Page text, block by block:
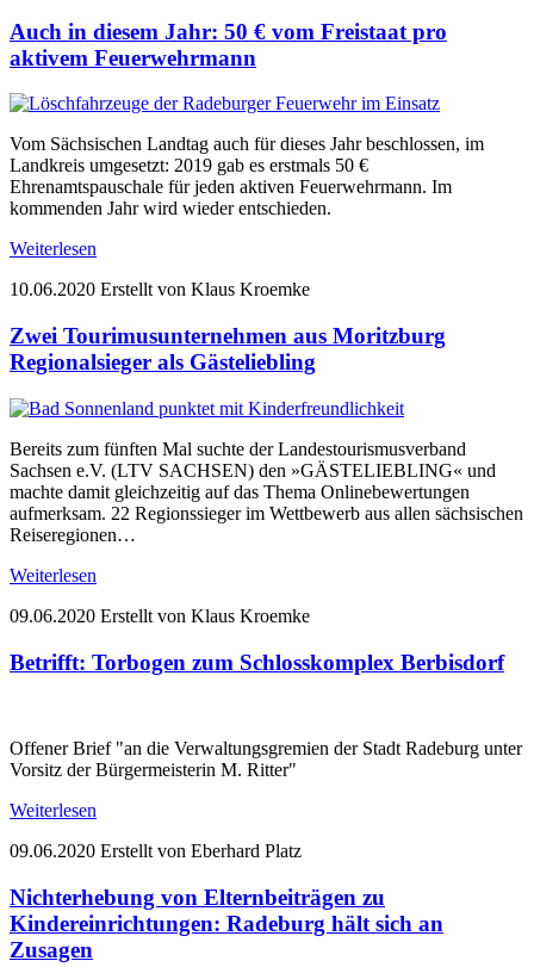
Auch in diesem Jahr: 50 € vom Freistaat pro
aktivem Feuerwehrmann
Vom Sächsischen Landtag auch für dieses Jahr beschlossen, im
Landkreis umgesetzt: 2019 gab es erstmals 50 €
Ehrenamtspauschale für jeden aktiven Feuerwehrmann. Im
kommenden Jahr wird wieder entschieden.
Weiterlesen
10.06.2020 Erstellt von Klaus Kroemke
Zwei Tourimusunternehmen aus Moritzburg
Regionalsieger als Gästeliebling
Bereits zum fünften Mal suchte der Landestourismusverband
Sachsen e.V. (LTV SACHSEN) den »GÄSTELIEBLING« und
machte damit gleichzeitig auf das Thema Onlinebewertungen
aufmerksam. 22 Regionssieger im Wettbewerb aus allen sächsischen
Reiseregionen…
Weiterlesen
09.06.2020 Erstellt von Klaus Kroemke
Betrifft: Torbogen zum Schlosskomplex Berbisdorf
Offener Brief "an die Verwaltungsgremien der Stadt Radeburg unter
Vorsitz der Bürgermeisterin M. Ritter"
Weiterlesen
09.06.2020 Erstellt von Eberhard Platz
Nichterhebung von Elternbeiträgen zu
Kindereinrichtungen: Radeburg hält sich an
Zusagen